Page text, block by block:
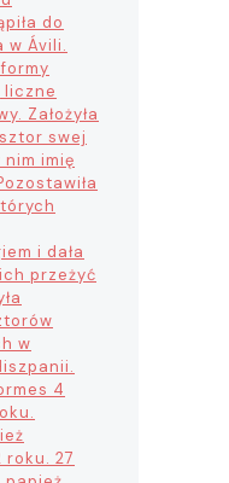
do
w Ávili.
liczne
Założyła
swej
nim imię
i dała
przeżyć
w
4
roku. 27